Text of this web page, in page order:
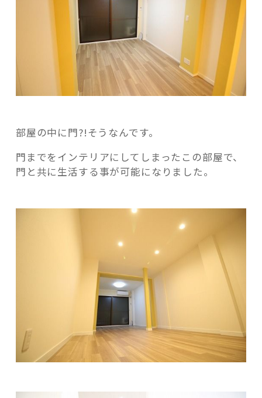
これからの暮らし 住み替え相談
記事検索
部屋の中に門?!そうなんです。
門までをインテリアにしてしまったこの部屋で、
門と共に生活する事が可能になりました。